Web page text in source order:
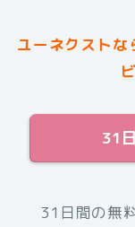
ユーネクストな
31
31日間の無